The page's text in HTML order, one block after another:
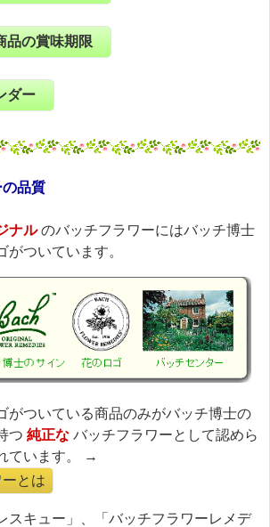
品の賞味期限
ダー
品質
ナルのバッチフラワーにはバッチ博士
がついています。
ついている商品のみがバッチ博士の
つ 純正な バッチフラワーとして認めら
ています。 →
とは
キュー」、「バッチフラワーレメデ